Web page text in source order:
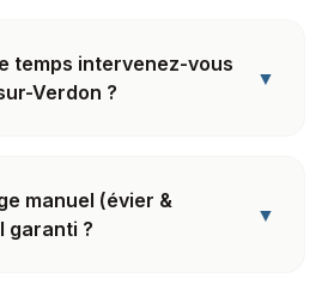
temps intervenez-vous
Verdon ?
▼
manuel (évier &
garanti ?
▼